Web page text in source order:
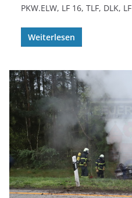
PKW.ELW, LF 16, TLF, DLK, LF
Weiterlesen